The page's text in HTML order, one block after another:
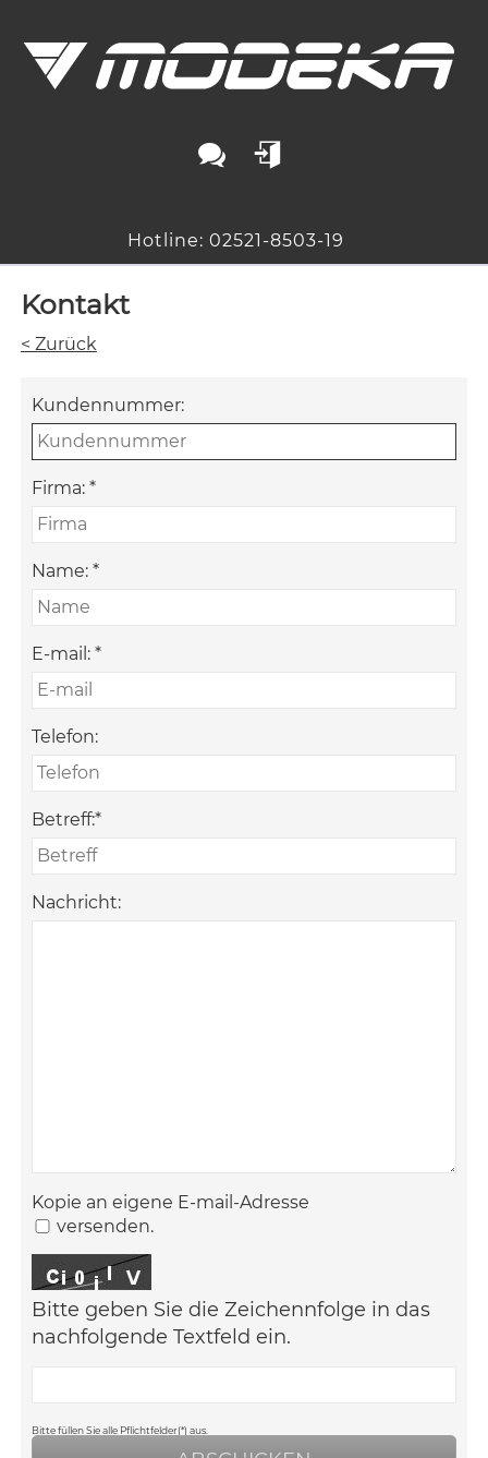
Hotline: 02521-8503-19
Kontakt
< Zurück
Kundennummer:
Firma: *
Name: *
E-mail: *
Telefon:
Betreff:*
Nachricht:
Kopie an eigene E-mail-Adresse
versenden.
Bitte geben Sie die Zeichennfolge in das
nachfolgende Textfeld ein.
Bitte füllen Sie alle Pflichtfelder(*) aus.